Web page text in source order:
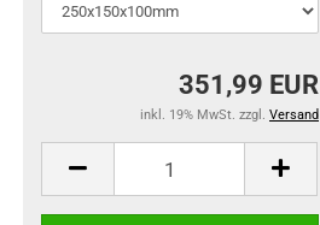
351,99 EUR
inkl. 19% MwSt. zzgl. Versand